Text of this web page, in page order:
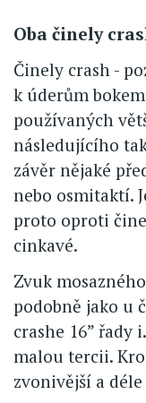
Oba činely
Činely crash -
k úderům
používaných
následujícího
závěr nějaké
nebo osmitaktí.
proto oproti
cinkavé.
Zvuk
podobně jako u
crashe 16”
malou tercii.
zvonivější a